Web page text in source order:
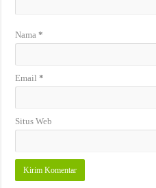
Nama*
Email*
Situs Web